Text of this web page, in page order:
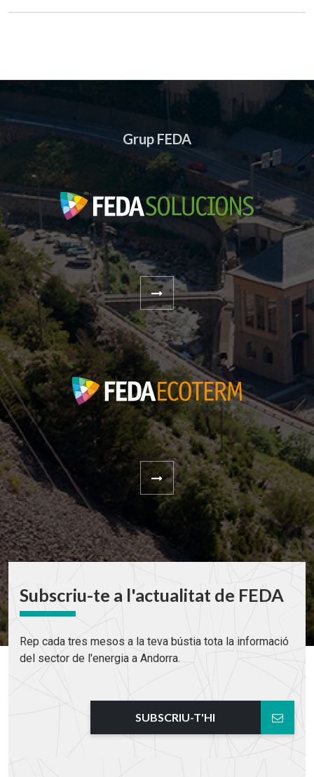
Grup FEDA
Subscriu-te a l'actualitat de FEDA
Rep cada tres mesos a la teva bústia tota la informació
del sector de l'energia a Andorra.
SUBSCRIU-T'HI